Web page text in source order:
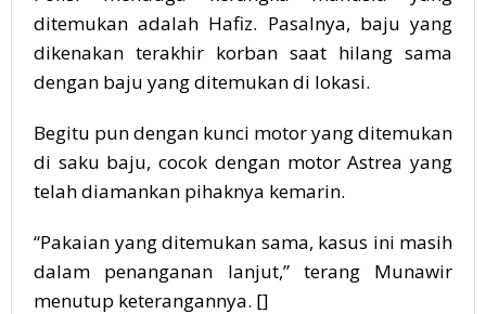
ditemukan adalah Hafiz. Pasalnya, baju yang
dikenakan terakhir korban saat hilang sama
dengan baju yang ditemukan di lokasi.
Begitu pun dengan kunci motor yang ditemukan
di saku baju, cocok dengan motor Astrea yang
telah diamankan pihaknya kemarin.
“Pakaian yang ditemukan sama, kasus ini masih
dalam penanganan lanjut,” terang Munawir
menutup keterangannya. []